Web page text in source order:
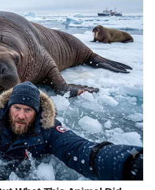
se otvara novo poglavlje –
intuiciju i ona vas ne vara.
površinu je nešto što ste već
potvrdu.
nešto što vas približava.